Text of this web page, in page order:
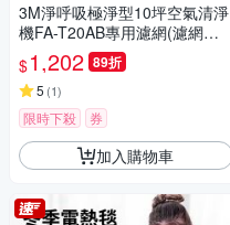
3M淨呼吸極淨型10坪空氣清淨
機FA-T20AB專用濾網(濾網型
號:T20AB-F)
$1,202 89折
5 (1)
限時下殺 券
加入購物車